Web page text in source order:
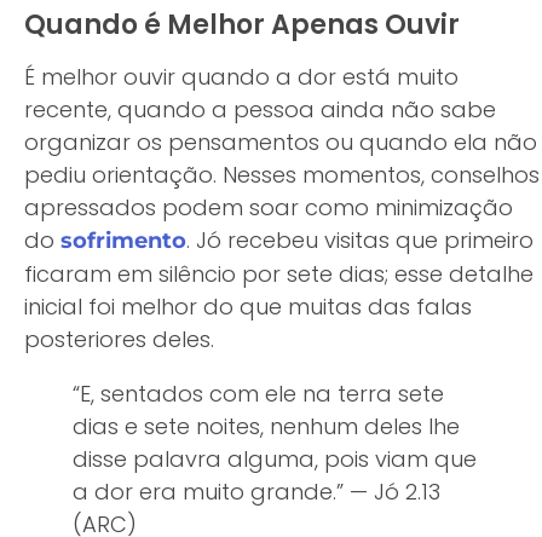
Quando é Melhor Apenas Ouvir
É melhor ouvir quando a dor está muito
recente, quando a pessoa ainda não sabe
organizar os pensamentos ou quando ela não
pediu orientação. Nesses momentos, conselhos
apressados podem soar como minimização
do sofrimento. Jó recebeu visitas que primeiro
ficaram em silêncio por sete dias; esse detalhe
inicial foi melhor do que muitas das falas
posteriores deles.
“E, sentados com ele na terra sete
dias e sete noites, nenhum deles lhe
disse palavra alguma, pois viam que
a dor era muito grande.” — Jó 2.13
(ARC)